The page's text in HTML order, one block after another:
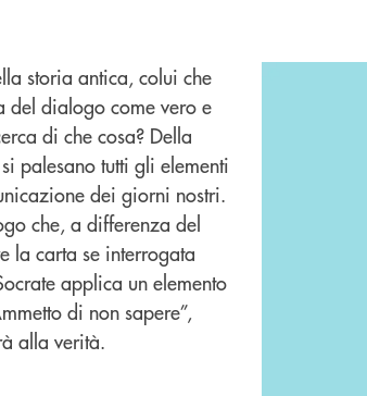
storia antica, colui che
del dialogo come vero e
di che cosa? Della
palesano tutti gli elementi
dei giorni nostri.
che, a differenza del
la carta se interrogata
applica un elemento
di non sapere”,
alla verità.